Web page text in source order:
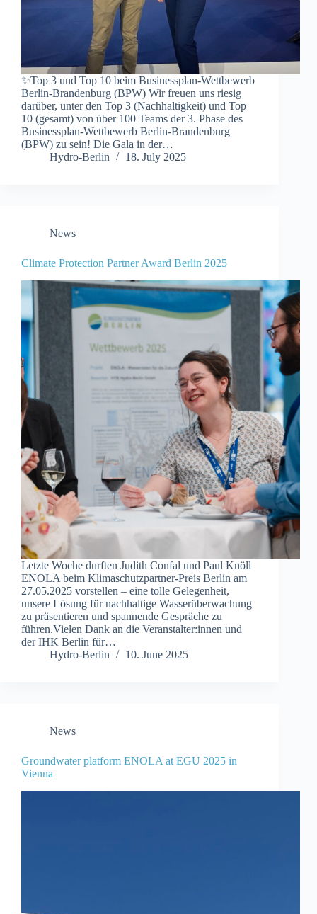
✨Top 3 und Top 10 beim Businessplan-Wettbewerb
Berlin-Brandenburg (BPW) Wir freuen uns riesig
darüber, unter den Top 3 (Nachhaltigkeit) und Top
10 (gesamt) von über 100 Teams der 3. Phase des
Businessplan-Wettbewerb Berlin-Brandenburg
(BPW) zu sein! Die Gala in der…
Hydro-Berlin
18. July 2025
News
Climate Protection Partner Award Berlin 2025
Letzte Woche durften Judith Confal und Paul Knöll
ENOLA beim Klimaschutzpartner-Preis Berlin am
27.05.2025 vorstellen – eine tolle Gelegenheit,
unsere Lösung für nachhaltige Wasserüberwachung
zu präsentieren und spannende Gespräche zu
führen.Vielen Dank an die Veranstalter:innen und
der IHK Berlin für…
Hydro-Berlin
10. June 2025
News
Groundwater platform ENOLA at EGU 2025 in
Vienna